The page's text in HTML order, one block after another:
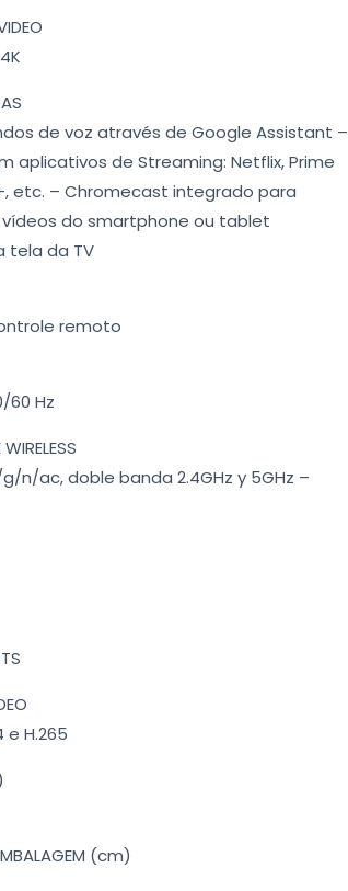
de voz através de Google Assistant –
aplicativos de Streaming: Netflix, Prime
etc. – Chromecast integrado para
do smartphone ou tablet
tela da TV
remoto
60 Hz
g/n/ac, doble banda 2.4GHz y 5GHz –
e H.265
(cm)